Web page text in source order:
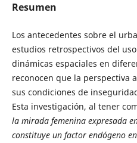
Resumen
Los antecedentes sobre el
estudios retrospectivos del
dinámicas espaciales en
reconocen que la perspectiva
sus condiciones de
Esta investigación, al tener
la mirada femenina expresada
constituye un factor endógeno